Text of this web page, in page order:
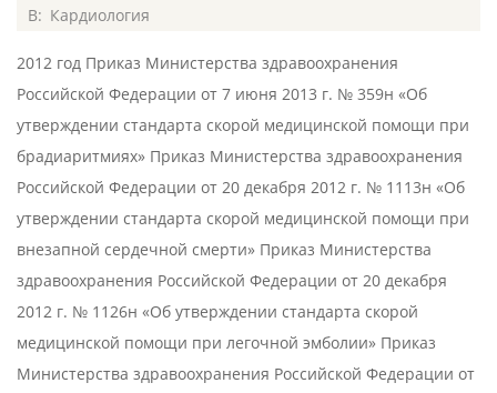
2015-
01
В: Кардиология
2012 год Приказ Министерства здравоохранения
Российской Федерации от 7 июня 2013 г. № 359н «Об
утверждении стандарта скорой медицинской помощи при
брадиаритмиях» Приказ Министерства здравоохранения
Российской Федерации от 20 декабря 2012 г. № 1113н «Об
утверждении стандарта скорой медицинской помощи при
внезапной сердечной смерти» Приказ Министерства
здравоохранения Российской Федерации от 20 декабря
2012 г. № 1126н «Об утверждении стандарта скорой
медицинской помощи при легочной эмболии» Приказ
Министерства здравоохранения Российской Федерации от